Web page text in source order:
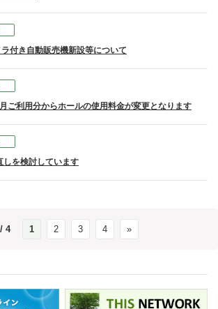
付き自動販売機新設等について
ご利用分からホールの使用料金が変更となります
しを検討しています
4 1 2 3 4 »